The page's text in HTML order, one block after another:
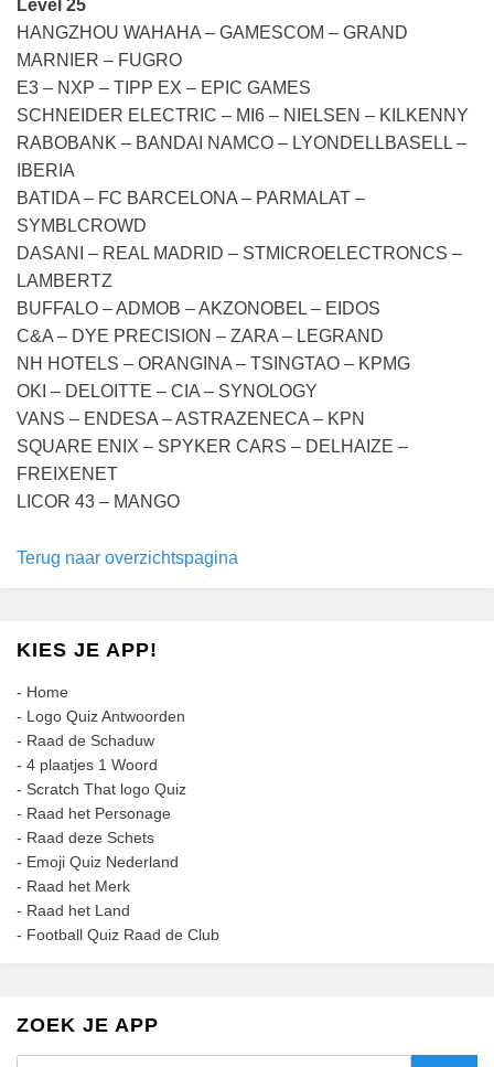
Level 25
HANGZHOU WAHAHA – GAMESCOM – GRAND
MARNIER – FUGRO
E3 – NXP – TIPP EX – EPIC GAMES
SCHNEIDER ELECTRIC – MI6 – NIELSEN – KILKENNY
RABOBANK – BANDAI NAMCO – LYONDELLBASELL –
IBERIA
BATIDA – FC BARCELONA – PARMALAT –
SYMBLCROWD
DASANI – REAL MADRID – STMICROELECTRONCS –
LAMBERTZ
BUFFALO – ADMOB – AKZONOBEL – EIDOS
C&A – DYE PRECISION – ZARA – LEGRAND
NH HOTELS – ORANGINA – TSINGTAO – KPMG
OKI – DELOITTE – CIA – SYNOLOGY
VANS – ENDESA – ASTRAZENECA – KPN
SQUARE ENIX – SPYKER CARS – DELHAIZE –
FREIXENET
LICOR 43 – MANGO
Terug naar overzichtspagina
KIES JE APP!
- Home
- Logo Quiz Antwoorden
- Raad de Schaduw
- 4 plaatjes 1 Woord
- Scratch That logo Quiz
- Raad het Personage
- Raad deze Schets
- Emoji Quiz Nederland
- Raad het Merk
- Raad het Land
- Football Quiz Raad de Club
ZOEK JE APP